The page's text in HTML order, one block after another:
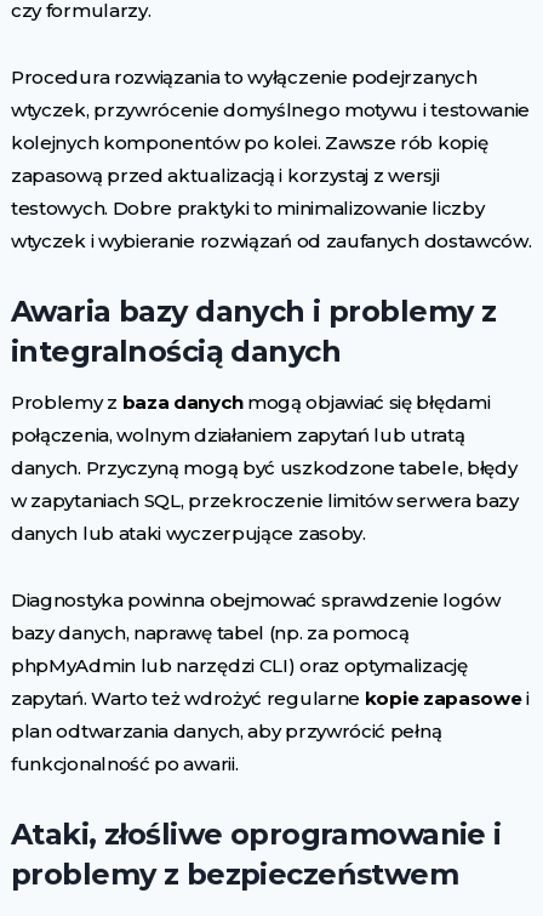
czy formularzy.
Procedura rozwiązania to wyłączenie podejrzanych
wtyczek, przywrócenie domyślnego motywu i testowanie
kolejnych komponentów po kolei. Zawsze rób kopię
zapasową przed aktualizacją i korzystaj z wersji
testowych. Dobre praktyki to minimalizowanie liczby
wtyczek i wybieranie rozwiązań od zaufanych dostawców.
Awaria bazy danych i problemy z
integralnością danych
Problemy z baza danychmogą objawiać się błędami
połączenia, wolnym działaniem zapytań lub utratą
danych. Przyczyną mogą być uszkodzone tabele, błędy
w zapytaniach SQL, przekroczenie limitów serwera bazy
danych lub ataki wyczerpujące zasoby.
Diagnostyka powinna obejmować sprawdzenie logów
bazy danych, naprawę tabel (np. za pomocą
phpMyAdmin lub narzędzi CLI) oraz optymalizację
zapytań. Warto też wdrożyć regularne kopie zapasowei
plan odtwarzania danych, aby przywrócić pełną
funkcjonalność po awarii.
Ataki, złośliwe oprogramowanie i
problemy z bezpieczeństwem